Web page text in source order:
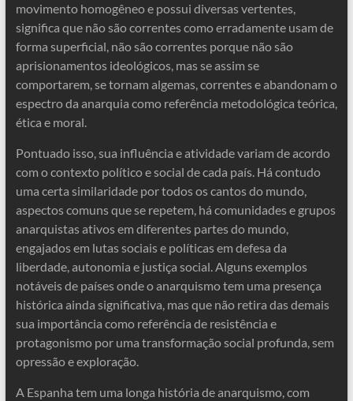
movimento homogêneo e possui diversas vertentes,
significa que não são correntes como erradamente usam de
forma superficial, não são correntes porque não são
aprisionamentos ideológicos, mas se assim se
comportarem, se tornam algemas, correntes e abandonam o
espectro da anarquia como referência metodológica teórica,
ética e moral.
Pontuado isso, sua influência e atividade variam de acordo
com o contexto político e social de cada país. Há contudo
uma certa similaridade por todos os cantos do mundo,
aspectos comuns que se repetem, há comunidades e grupos
anarquistas ativos em diferentes partes do mundo,
engajados em lutas sociais e políticas em defesa da
liberdade, autonomia e justiça social. Alguns exemplos
notáveis de países onde o anarquismo tem uma presença
histórica ainda significativa, mas que não retira das demais
sua importância como referência de resistência e
protagonismo por uma transformação social profunda, sem
opressão e exploração.
A Espanha tem uma longa história de anarquismo, com